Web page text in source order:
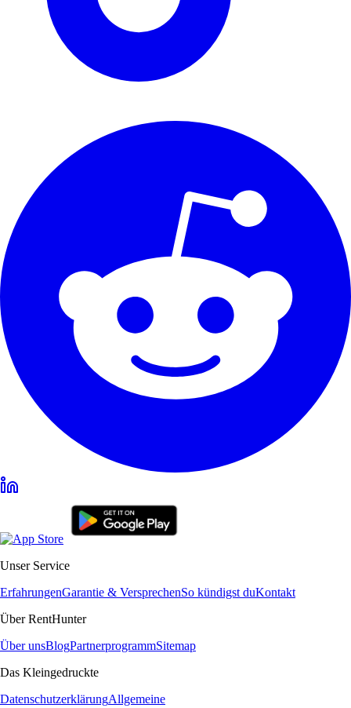
Unser Service
ErfahrungenGarantie & VersprechenSo kündigst duKontakt
Über RentHunter
Über unsBlogPartnerprogrammSitemap
Das Kleingedruckte
DatenschutzerklärungAllgemeine